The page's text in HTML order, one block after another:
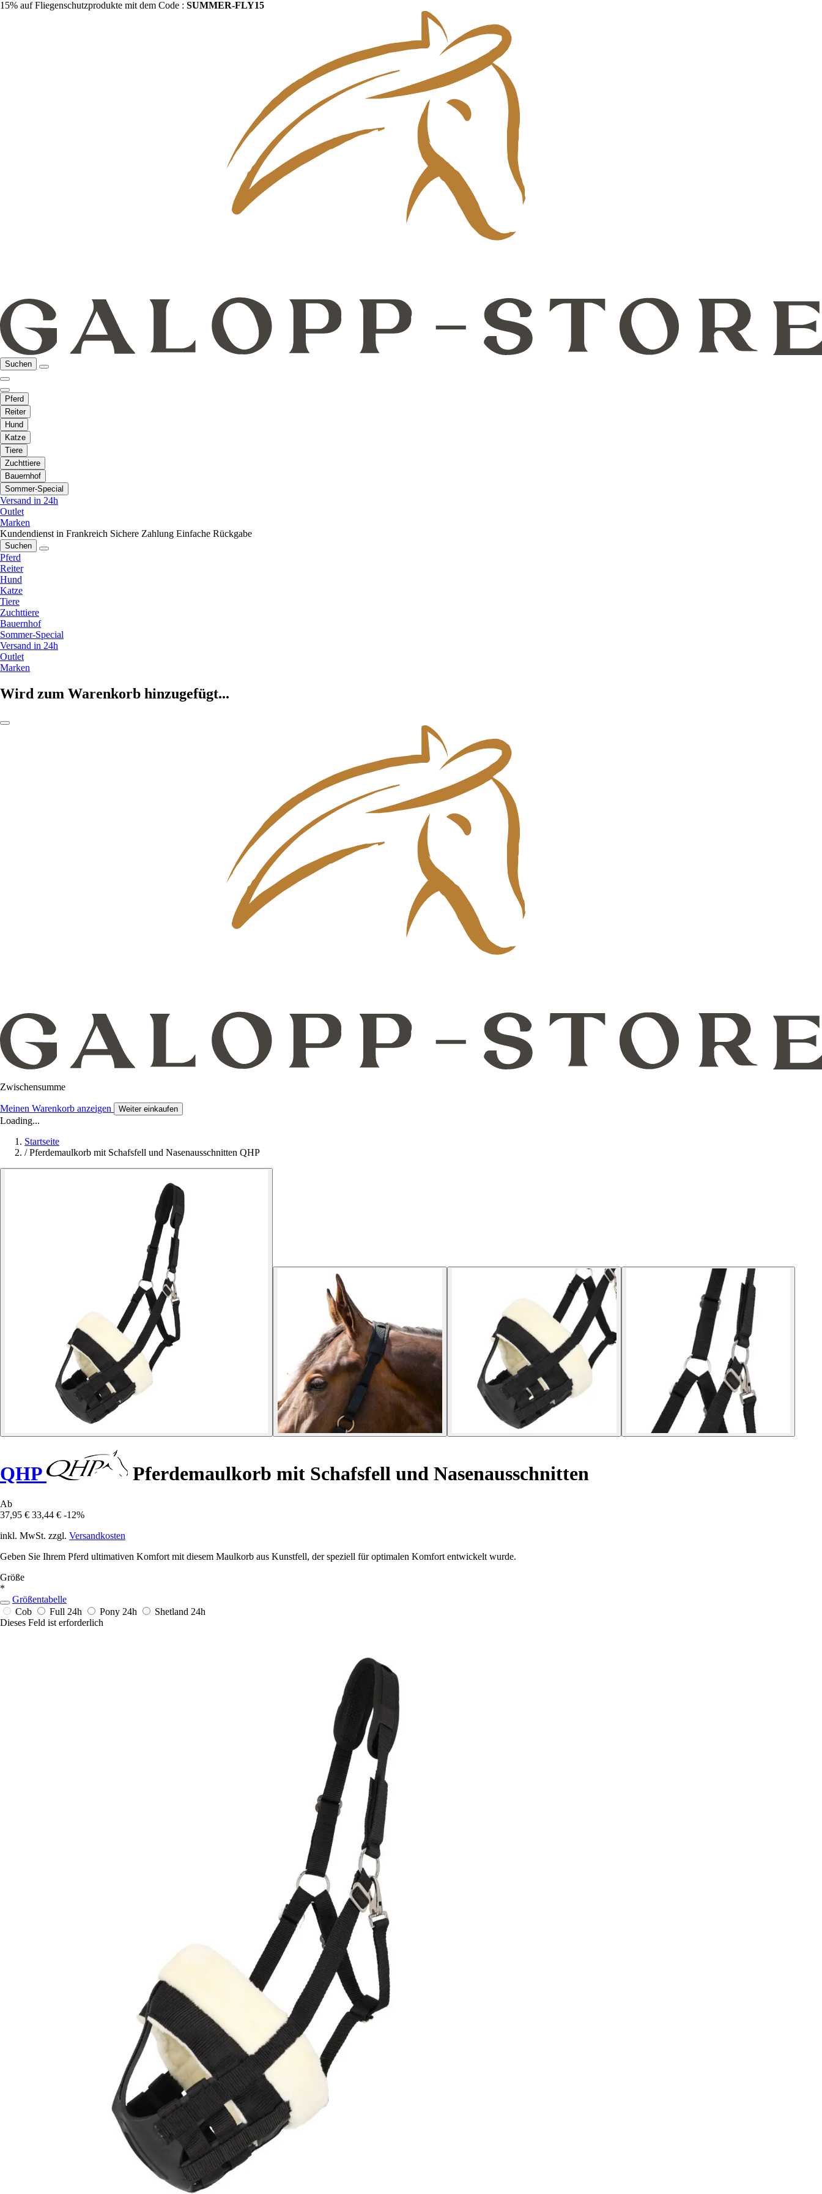
15% auf Fliegenschutzprodukte mit dem Code : SUMMER-FLY15
Suchen
Pferd
Reiter
Hund
Katze
Tiere
Zuchttiere
Bauernhof
Sommer-Special
Versand in 24h
Outlet
Marken
Kundendienst in Frankreich Sichere Zahlung Einfache Rückgabe
Suchen
Pferd
Reiter
Hund
Katze
Tiere
Zuchttiere
Bauernhof
Sommer-Special
Versand in 24h
Outlet
Marken
Wird zum Warenkorb hinzugefügt...
Zwischensumme
Meinen Warenkorb anzeigen Weiter einkaufen
Loading...
Startseite
/ Pferdemaulkorb mit Schafsfell und Nasenausschnitten QHP
QHP Pferdemaulkorb mit Schafsfell und Nasenausschnitten
Ab
37,95 € 33,44 € -12%
inkl. MwSt. zzgl. Versandkosten
Geben Sie Ihrem Pferd ultimativen Komfort mit diesem Maulkorb aus Kunstfell, der speziell für optimalen Komfort entwickelt wurde.
Größe
*
Größentabelle
Cob
Full 24h Pony 24h Shetland 24h
Dieses Feld ist erforderlich